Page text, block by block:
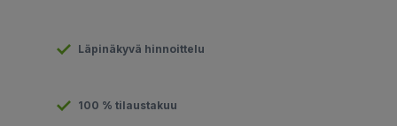
Läpinäkyvä hinnoittelu
100 % tilaustakuu